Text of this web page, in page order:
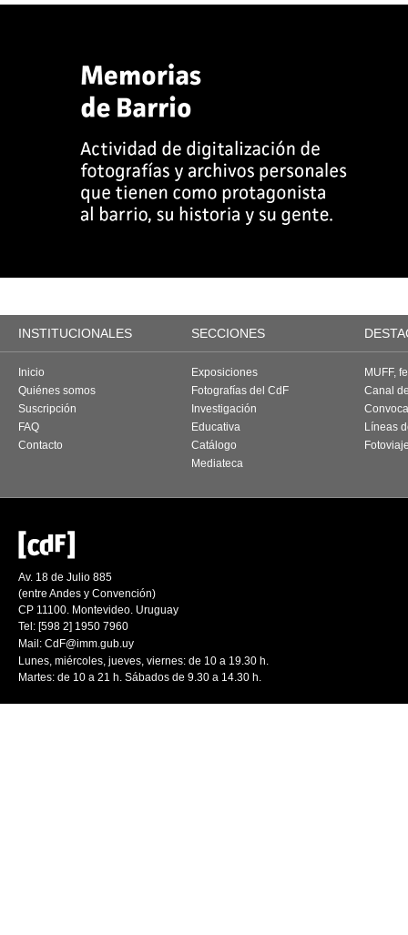
INSTITUCIONALES SECCIONES
Inicio
Quiénes somos
Suscripción
FAQ
Contacto
Exposiciones
Fotografías del CdF
Investigación
Educativa
Catálogo
Mediateca
MUFF,
Canal
Líneas
Av. 18 de Julio 885
(entre Andes y Convención)
CP 11100. Montevideo. Uruguay
Tel: [598 2] 1950 7960
Mail: CdF@imm.gub.uy
Lunes, miércoles, jueves, viernes: de 10 a 19.30 h.
Martes: de 10 a 21 h. Sábados de 9.30 a 14.30 h.